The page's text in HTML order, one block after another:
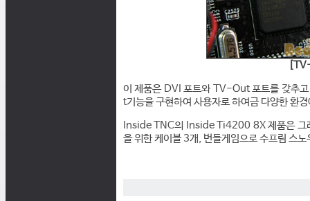
이 제품은 DVI 포트와 TV-Out 포트를 갖추
t기능을 구현하여 사용자로 하여금 다양한 환
Inside TNC의 Inside Ti4200 8X 제품은 그
을 위한 케이블 3개, 번들게임으로 수프림 스